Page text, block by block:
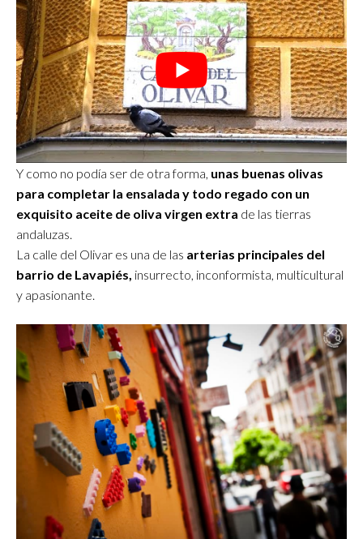
Y como no podía ser de otra forma, unas buenas olivas
para completar la ensalada y todo regado con un
exquisito aceite de oliva virgen extra de las tierras
andaluzas.
La calle del Olivar es una de las arterias principales del
barrio de Lavapiés, insurrecto, inconformista, multicultural
y apasionante.